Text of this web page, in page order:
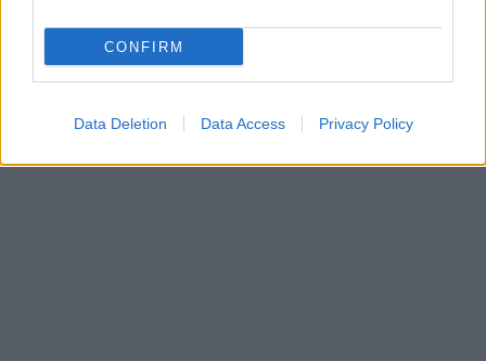
CONFIRM
Data Deletion Data Access Privacy Policy